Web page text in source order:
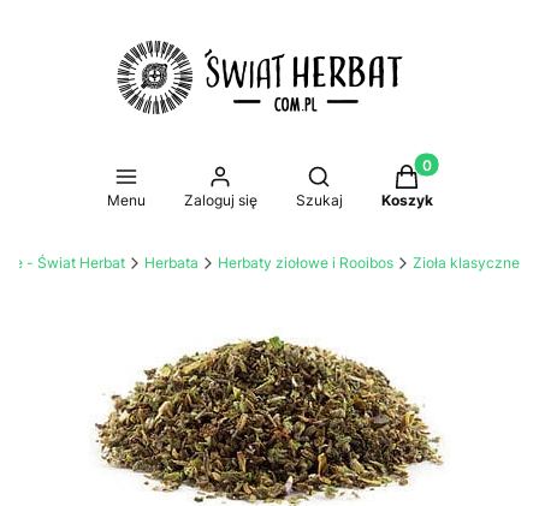
Menu Zaloguj się
Otwórz wyszukiwarkę
Szukaj
Produkty w
Koszyk
- Świat Herbat Herbata Herbaty ziołowe i Rooibos Zioła klasyczne